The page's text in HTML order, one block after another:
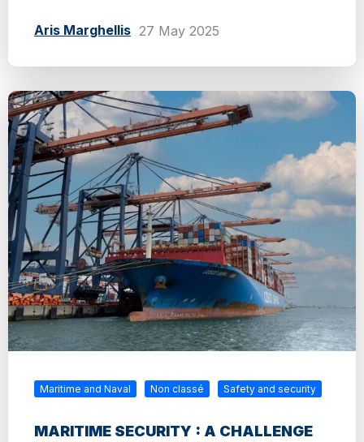
Aris Marghellis 27 May 2025
Maritime and Naval Non classé Safety and security
MARITIME SECURITY : A CHALLENGE